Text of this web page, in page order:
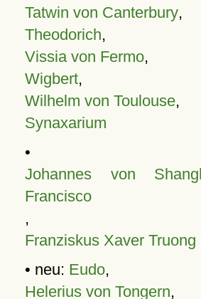
Tatwin von Canterbury,
Theodorich,
Vissia von Fermo,
Wigbert,
Wilhelm von Toulouse,
Synaxarium
•
Johannes von
Francisco
,
Franziskus Xaver
• neu: Eudo,
Helerius von Tongern,